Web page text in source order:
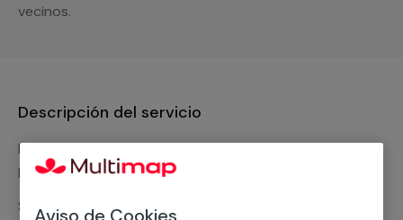
vecinos.
Descripción del servicio
Nuestro equipo de expertos ofrece un servicio con
precios competitivos en
Solicita tu presupuesto y te ofreceremos una solución